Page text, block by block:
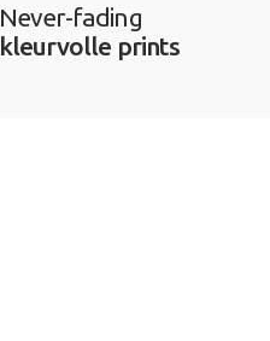
Never-fading
kleurvolle prints